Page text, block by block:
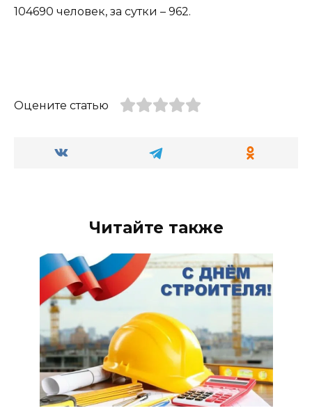
104690 человек, за сутки – 962.
Оцените статью
Читайте также